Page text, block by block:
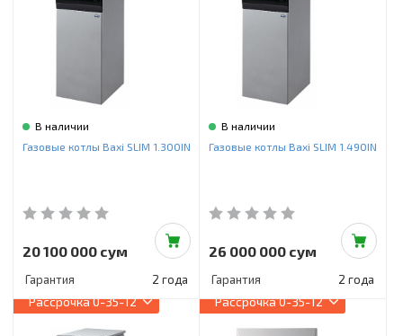
В наличии
Газовые котлы Baxi SLIM 1.300IN
20 100 000 сум
Гарантия 2 года
В наличии
Газовые котлы Baxi SLIM 1.490IN
26 000 000 сум
Гарантия 2 года
Рассрочка0-35-12 Рассрочка0-35-12